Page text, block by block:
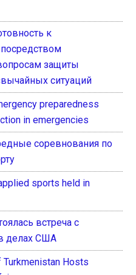
к
защиты
ситуаций
preparedness
in emergencies
соревнования по
sports held in
встреча с
делах США
Hosts